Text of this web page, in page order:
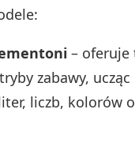
– oferuje
zabawy,
liczb, kolorów